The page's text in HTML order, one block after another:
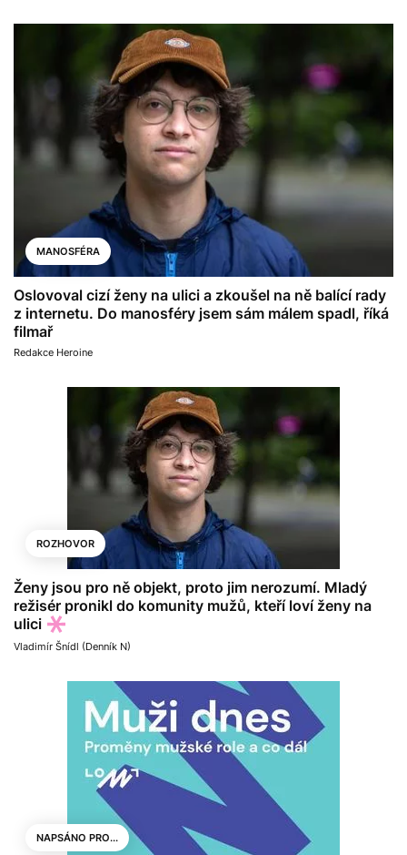
MANOSFÉRA
Oslovoval cizí ženy na ulici a zkoušel na ně balící rady
z internetu. Do manosféry jsem sám málem spadl, říká
filmař
Redakce Heroine
ROZHOVOR
Ženy jsou pro ně objekt, proto jim nerozumí. Mladý
režisér pronikl do komunity mužů, kteří loví ženy na
ulici
Vladimír Šnídl (Denník N)
NAPSÁNO PRO...